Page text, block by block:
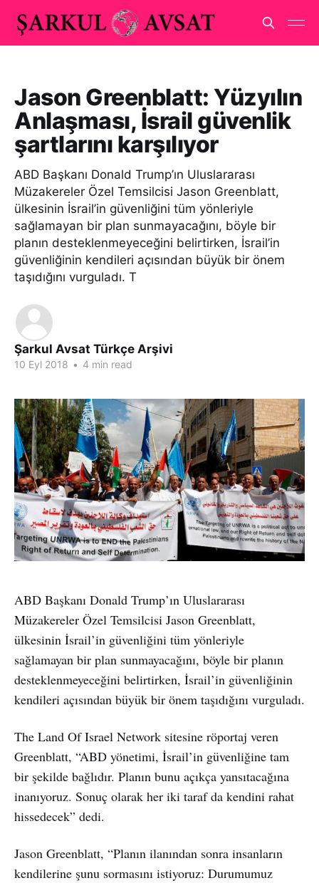
Jason Greenblatt: Yüzyılın
Anlaşması, İsrail güvenlik
şartlarını karşılıyor
ABD Başkanı Donald Trump’ın Uluslararası
Müzakereler Özel Temsilcisi Jason Greenblatt,
ülkesinin İsrail’in güvenliğini tüm yönleriyle
sağlamayan bir plan sunmayacağını, böyle bir
planın desteklenmeyeceğini belirtirken, İsrail’in
güvenliğinin kendileri açısından büyük bir önem
taşıdığını vurguladı. T
Şarkul Avsat Türkçe Arşivi
10 Eyl 2018 • 4 min read
ABD Başkanı Donald Trump’ın Uluslararası
Müzakereler Özel Temsilcisi Jason Greenblatt,
ülkesinin İsrail’in güvenliğini tüm yönleriyle
sağlamayan bir plan sunmayacağını, böyle bir planın
desteklenmeyeceğini belirtirken, İsrail’in güvenliğinin
kendileri açısından büyük bir önem taşıdığını vurguladı.
The Land Of Israel Network sitesine röportaj veren
Greenblatt, “ABD yönetimi, İsrail’in güvenliğine tam
bir şekilde bağlıdır. Planın bunu açıkça yansıtacağına
inanıyoruz. Sonuç olarak her iki taraf da kendini rahat
hissedecek” dedi.
Jason Greenblatt, “Planın ilanından sonra insanların
kendilerine şunu sormasını istiyoruz: Durumumuz